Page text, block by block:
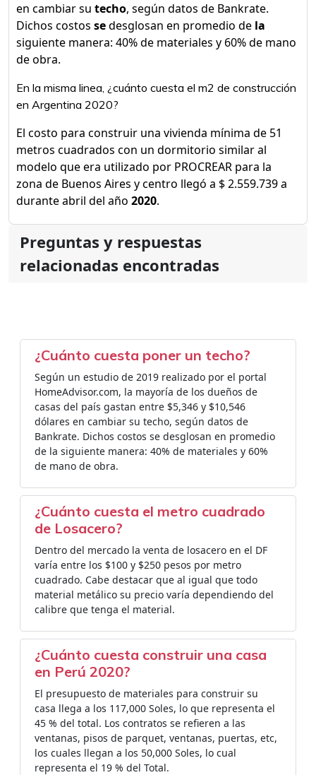
en cambiar su techo, según datos de Bankrate.
Dichos costos sedesglosan en promedio de la
siguiente manera: 40% de materiales y 60% de mano
de obra.
En la misma linea, ¿cuánto cuesta el m2 de construcción
en Argentina 2020?
El costo para construir una vivienda mínima de 51
metros cuadrados con un dormitorio similar al
modelo que era utilizado por PROCREAR para la
zona de Buenos Aires y centro llegó a $ 2.559.739 a
durante abril del año 2020.
Preguntas y respuestas
relacionadas encontradas
¿Cuánto cuesta poner un techo?
Según un estudio de 2019 realizado por el portal
HomeAdvisor.com, la mayoría de los dueños de
casas del país gastan entre $5,346 y $10,546
dólares en cambiar su techo, según datos de
Bankrate. Dichos costos se desglosan en promedio
de la siguiente manera: 40% de materiales y 60%
de mano de obra.
¿Cuánto cuesta el metro cuadrado
de Losacero?
Dentro del mercado la venta de losacero en el DF
varía entre los $100 y $250 pesos por metro
cuadrado. Cabe destacar que al igual que todo
material metálico su precio varía dependiendo del
calibre que tenga el material.
¿Cuánto cuesta construir una casa
en Perú 2020?
El presupuesto de materiales para construir su
casa llega a los 117,000 Soles, lo que representa el
45 % del total. Los contratos se refieren a las
ventanas, pisos de parquet, ventanas, puertas, etc,
los cuales llegan a los 50,000 Soles, lo cual
representa el 19 % del Total.